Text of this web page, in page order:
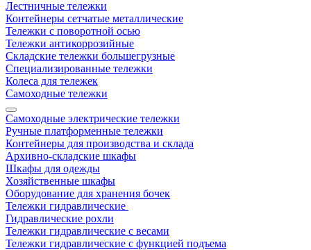
Лестничные тележки
Контейнеры сетчатые металлические
Тележки с поворотной осью
Тележки антикоррозийные
Складские тележки большегрузные
Специализированные тележки
Колеса для тележек
Самоходные тележки
Самоходные электрические тележки
Ручные платформенные тележки
Контейнеры для производства и склада
Архивно-складские шкафы
Шкафы для одежды
Хозяйственные шкафы
Оборудование для хранения бочек
Тележки гидравлические
Гидравлические рохли
Тележки гидравлические с весами
Тележки гидравлические с функцией подъема